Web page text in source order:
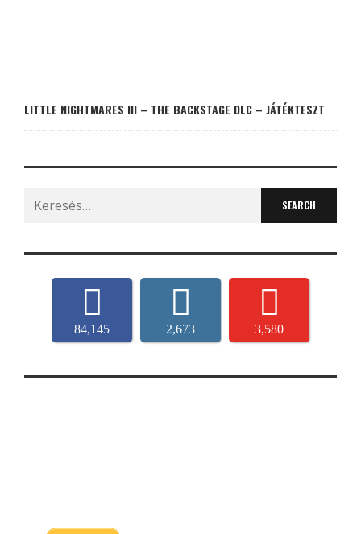
LITTLE NIGHTMARES III – THE BACKSTAGE DLC – JÁTÉKTESZT
Search
for:
84,145 2,673 3,580